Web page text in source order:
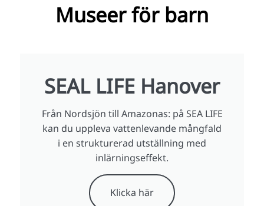
Museer för barn
SEAL LIFE Hanover
Från Nordsjön till Amazonas: på SEA LIFE
kan du uppleva vattenlevande mångfald
i en strukturerad utställning med
inlärningseffekt.
Klicka här